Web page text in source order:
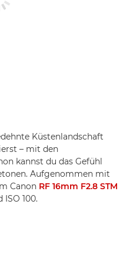
Küstenlandschaft
– mit den
kannst du das Gefühl
Aufgenommen mit
Canon RF 16mm F2.8 STM
ISO 100.